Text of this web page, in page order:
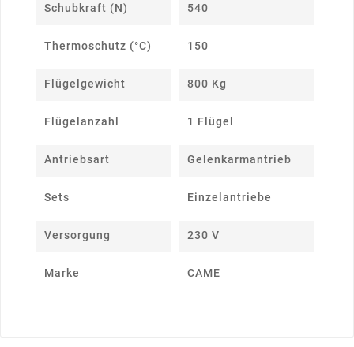
Schubkraft (N) 540
Thermoschutz (°C) 150
Flügelgewicht 800 Kg
Flügelanzahl 1 Flügel
Antriebsart Gelenkarmantrieb
Sets Einzelantriebe
Versorgung 230 V
Marke CAME